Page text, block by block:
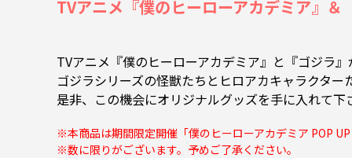
TVアニメ『僕のヒーローアカデミア』
TVアニメ『僕のヒーローアカデミア』と『ゴジラ
ゴジラシリーズの怪獣たちとヒロアカキャラクタ
是非、この機会にオリジナルグッズを手に入れて下
※本商品は期間限定開催「僕のヒーローアカデミア POP
※数に限りがございます。予めご了承ください。